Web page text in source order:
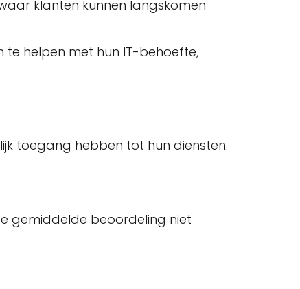
klanten kunnen langskomen
helpen met hun IT-behoefte,
toegang hebben tot hun diensten.
gemiddelde beoordeling niet